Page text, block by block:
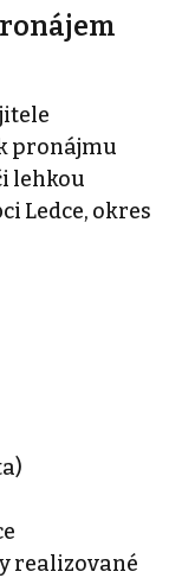
pronájmu
lehkou
Ledce, okres
realizované